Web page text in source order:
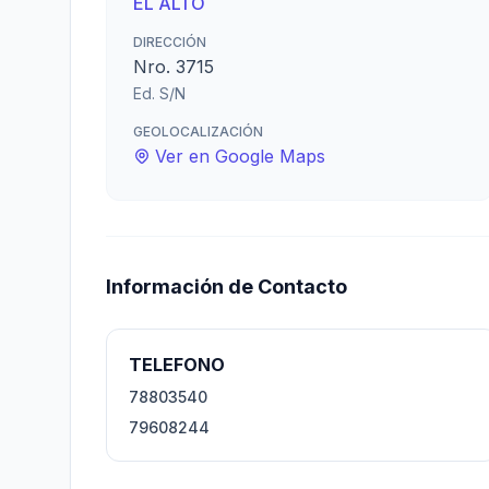
DIRECCIÓN
Nro. 3715
Ed. S/N
GEOLOCALIZACIÓN
Ver en Google Maps
Información de Contacto
TELEFONO
78803540
79608244